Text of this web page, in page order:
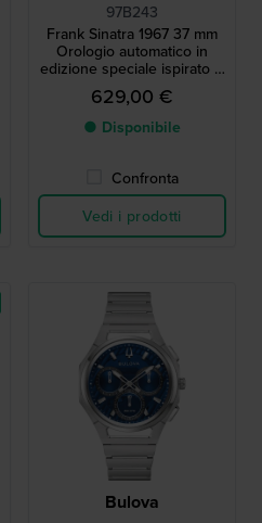
97B243
Frank Sinatra 1967 37 mm
Orologio automatico in
edizione speciale ispirato al
design iconico del 1967
629,00 €
● Disponibile
Confronta
Vedi i prodotti
Bulova